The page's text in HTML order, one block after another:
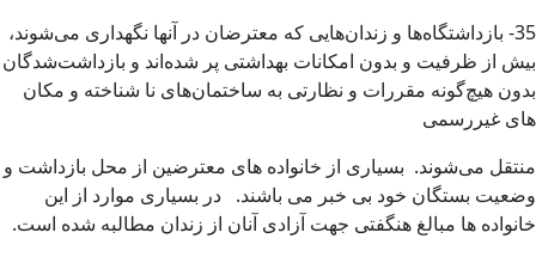
35- بازداشتگاه‌ها و زندان‌هایی که معترضان در آنها نگهداری می‌شوند،
بیش از ظرفیت و بدون امکانات بهداشتی پر شده‌اند و بازداشت‌شدگان
بدون هیچ‌گونه مقررات و نظارتی به ساختمان‌های نا شناخته و مکان
های غیررسمی
منتقل می‌شوند. بسیاری از خانواده های معترضین از محل بازداشت و
وضعیت بستگان خود بی خبر می باشند. در بسیاری موارد از این
خانواده ها مبالغ هنگفتی جهت آزادی آنان از زندان مطالبه شده است.